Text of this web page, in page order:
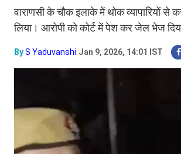
वाराणसी के चौक इलाके में थोक व्यापारियों से
लिया। आरोपी को कोर्ट में पेश कर जेल भेज
ByS Yaduvanshi Jan 9, 2026, 14:01 IST